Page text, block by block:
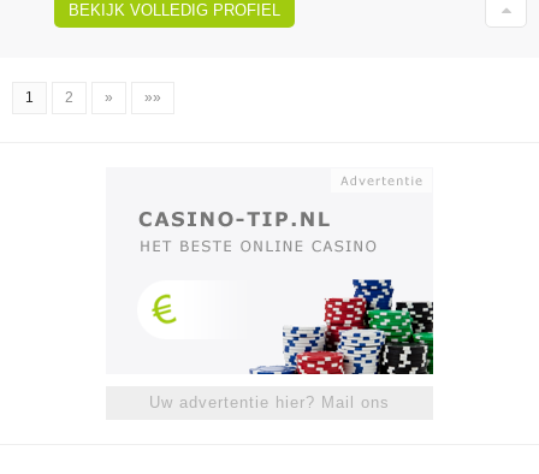
BEKIJK VOLLEDIG PROFIEL
1 2 » »»
Uw advertentie hier? Mail ons